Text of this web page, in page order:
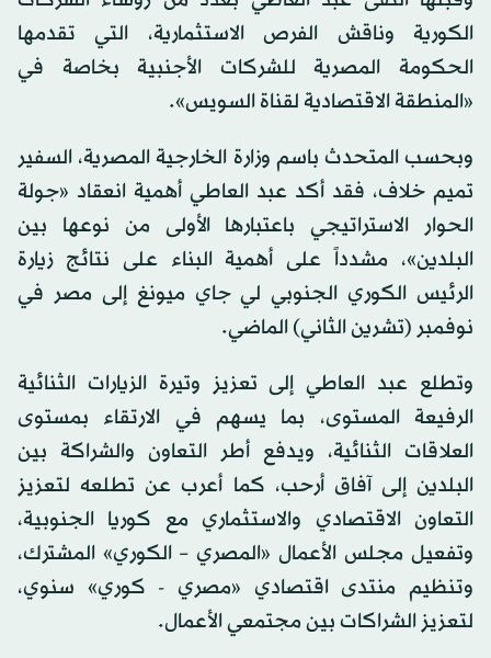
الكورية وناقش الفرص الاستثمارية، التي تقدمها
الحكومة المصرية للشركات الأجنبية بخاصة في
«المنطقة الاقتصادية لقناة السويس».
وبحسب المتحدث باسم وزارة الخارجية المصرية، السفير
تميم خلاف، فقد أكد عبد العاطي أهمية انعقاد «جولة
الحوار الاستراتيجي باعتبارها الأولى من نوعها بين
البلدين»، مشدداً على أهمية البناء على نتائج زيارة
الرئيس الكوري الجنوبي لي جاي ميونغ إلى مصر في
نوفمبر (تشرين الثاني) الماضي.
وتطلع عبد العاطي إلى تعزيز وتيرة الزيارات الثنائية
الرفيعة المستوى، بما يسهم في الارتقاء بمستوى
العلاقات الثنائية، ويدفع أطر التعاون والشراكة بين
البلدين إلى آفاق أرحب، كما أعرب عن تطلعه لتعزيز
التعاون الاقتصادي والاستثماري مع كوريا الجنوبية،
وتفعيل مجلس الأعمال «المصري – الكوري» المشترك،
وتنظيم منتدى اقتصادي «مصري - كوري» سنوي،
لتعزيز الشراكات بين مجتمعي الأعمال.